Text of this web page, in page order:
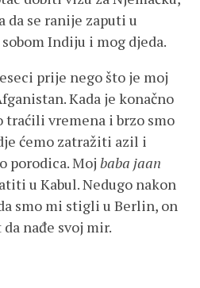
da se ranije zaputi u
Indiju i mog djeda.
prije nego što je moj
Kada je konačno
traćili vremena i brzo smo
ćemo zatražiti azil i
porodica. Mojbaba jaan
u Kabul. Nedugo nakon
smo mi stigli u Berlin, on
nađe svoj mir.